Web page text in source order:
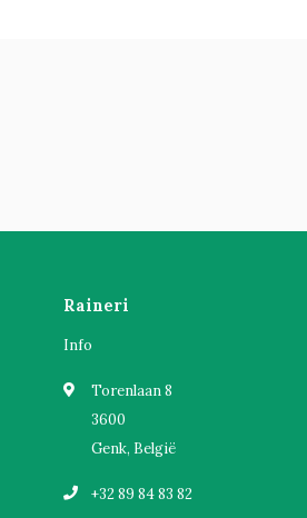
Raineri
Info
Torenlaan 8
3600
Genk, België
+32 89 84 83 82